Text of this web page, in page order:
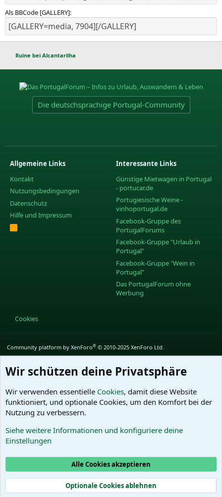
Als BBCode [GALLERY]
Ruine bei Alcantarilha
Die deutschsprachige Portugal-Community
Allgemeine Links
Kontakt
Nutzungsbedingungen
Datenschutz
Hilfe und Impressum
R
S
Interessante Links
Günstige Mietwagen in Portugal
- portucar.de
Portugiesische Weine -
vinhoportugal.de
Facebook-Gruppe des
PortugalForums
Facebook-Gruppe "Urlaub in
Portugal"
Facebook-Gruppe "Wein in
Portugal"
Das PortugalForum ohne
Werbung
Cookies
Community platform by XenForo® © 2010-2025 XenForo Ltd.
Wir schützen deine Privatsphäre
Wir verwenden essentielle Cookies, damit diese Website
funktioniert, und optionale Cookies, um den Komfort bei der
Nutzung zu verbessern.
Siehe weitere Informationen und konfiguriere deine
Einstellungen
Alle Cookies akzeptieren
Optionale Cookies ablehnen